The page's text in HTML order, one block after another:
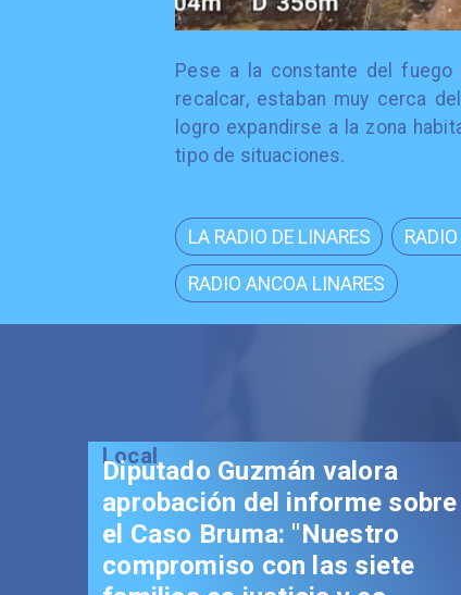
Pese a la constante del fuego
recalcar, estaban muy cerca
logro expandirse a la zona
tipo de situaciones.
LA RADIO DE LINARES
RADIO ANCOA LINARES
sobre